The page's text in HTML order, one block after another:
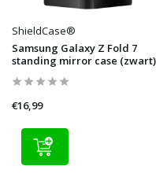
ShieldCase®
Samsung Galaxy Z Fold 7
standing mirror case (zwart)
€16,99